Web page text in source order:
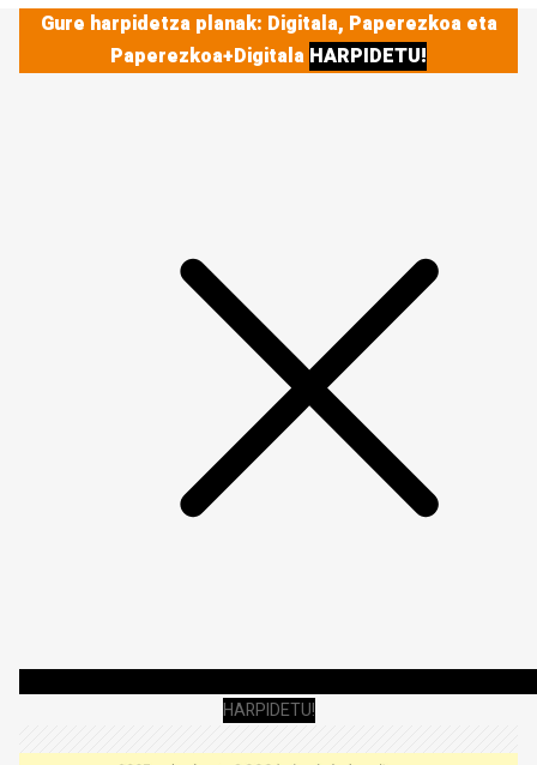
Gure harpidetza planak: Digitala, Paperezkoa eta
Paperezkoa+Digitala HARPIDETU!
HARPIDETU!